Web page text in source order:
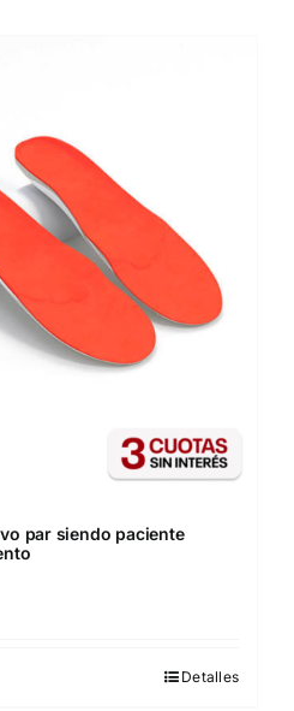
par siendo paciente
Detalles